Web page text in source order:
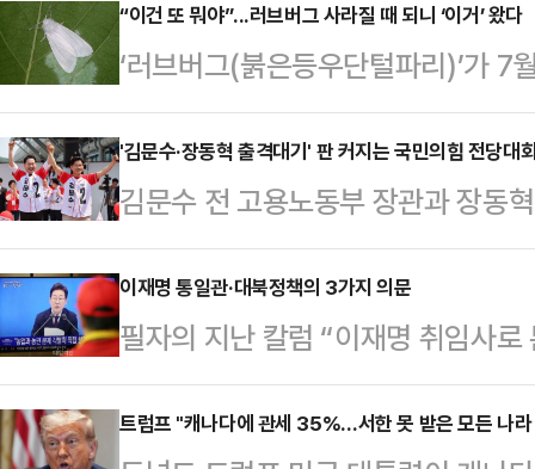
1호 안건으로 과거 행보에 대한 반
규에 명시하겠다고 나섰지만, 혁신
적인 내용이 빠져 있는 데다, 핵심
적인 반응은 좀처럼 가라앉지 않고
에서 첫 회의를 열어 '국민과 당원
속'을 1호 혁신안건…
“이건 또 뭐야”...러브버그 사라질 때 되니 ‘이거’ 왔다
‘러브버그(붉은등우단털파리)’가 7
있는 가운데, 외래종 해충인 ‘미국
산림청 국립산림과학원은 미국흰불
단계로 상향 조정했다고 밝혔다.국
1600그루를 조사한 결과, 미국흰
단계를 거쳐 성충이 된 후 다시 알
(5~6월)은 15.8%로 집계됐다. 2세
충…
'김문수·장동혁 출격대기' 판 커지는 국민의힘 전당
김문수 전 고용노동부 장관과 장동
가 나오면서 국민의힘 전당대회 판
자들의 출마 여부에 영향을 미칠 수
다. 기존 당대표와 최고위원을 따로
지도체제'로 바뀔 경우, 후보들 간
면이 바뀔 수 있다는 관측이다.장
이재명 통일관·대북정책의 3가지 의문
필자의 지난 칼럼 “이재명 취임사로
려”(2025.06.06)에서 우려가 현
‘취임 한 달 기자회견’, 통일 및 대
트럼프 "캐나다에 관세 35%…서한 못 받은 모든 나